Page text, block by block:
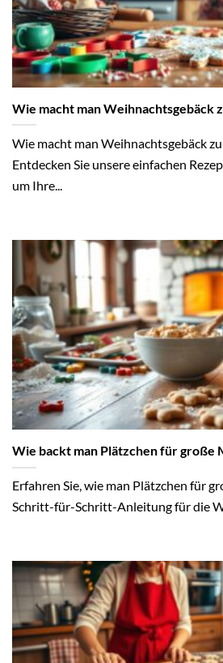
Wie macht man Weihnachtsgebäck
Wie macht man Weihnachtsgebäck
Entdecken Sie unsere einfachen
um Ihre...
Wie backt man Plätzchen für große
Erfahren Sie, wie man Plätzchen für
Schritt-für-Schritt-Anleitung für die